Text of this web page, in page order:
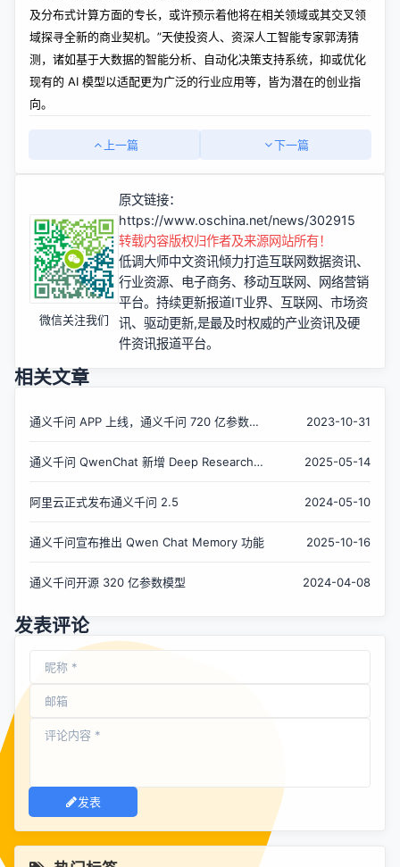
及分布式计算方面的专长，或许预示着他将在相关领域或其交叉领
域探寻全新的商业契机。”天使投资人、资深人工智能专家郭涛猜
测，诸如基于大数据的智能分析、自动化决策支持系统，抑或优化
现有的 AI 模型以适配更为广泛的行业应用等，皆为潜在的创业指
向。
上一篇 下一篇
微信关注我们
原文链接：
https://www.oschina.net/news/302915
转载内容版权归作者及来源网站所有！
低调大师中文资讯倾力打造互联网数据资讯、
行业资源、电子商务、移动互联网、网络营销
平台。持续更新报道IT业界、互联网、市场资
讯、驱动更新,是最及时权威的产业资讯及硬
件资讯报道平台。
相关文章
通义千问 APP 上线，通义千问 720 亿参数模
2023-10-31
通义千问 QwenChat 新增 Deep Research
2025-05-14
阿里云正式发布通义千问 2.5 2024-05-10
通义千问宣布推出 Qwen Chat Memory 功能 2025-10-16
通义千问开源 320 亿参数模型 2024-04-08
发表评论
发表